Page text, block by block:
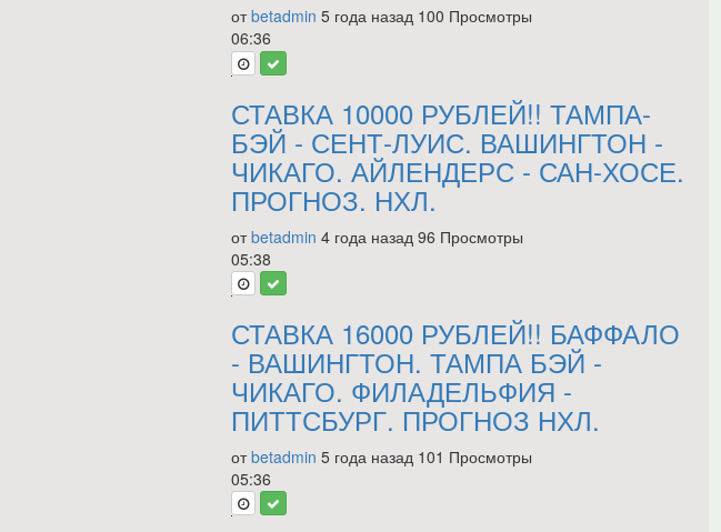
отbetadmin 5 года назад 100 Просмотры
06:36
СТАВКА 10000 РУБЛЕЙ!! ТАМПА-
БЭЙ - СЕНТ-ЛУИС. ВАШИНГТОН -
ЧИКАГО. АЙЛЕНДЕРС - САН-ХОСЕ.
ПРОГНОЗ. НХЛ.
отbetadmin 4 года назад 96 Просмотры
05:38
СТАВКА 16000 РУБЛЕЙ!! БАФФАЛО
- ВАШИНГТОН. ТАМПА БЭЙ -
ЧИКАГО. ФИЛАДЕЛЬФИЯ -
ПИТТСБУРГ. ПРОГНОЗ НХЛ.
отbetadmin 5 года назад 101 Просмотры
05:36